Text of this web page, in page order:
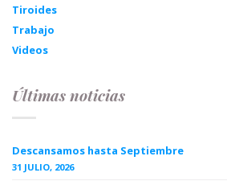
Tiroides
Trabajo
Videos
Últimas noticias
Descansamos hasta Septiembre
31 JULIO, 2026